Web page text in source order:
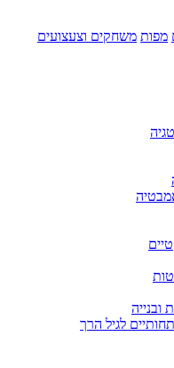
מפות משחקים וצעצועים
ובנייה
לגיל הרך